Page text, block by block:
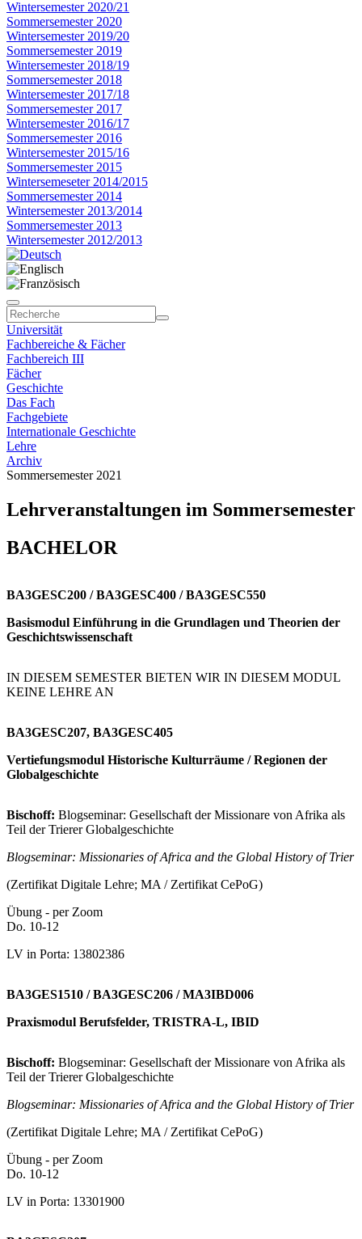
Wintersemester 2020/21
Sommersemester 2020
Wintersemester 2019/20
Sommersemester 2019
Wintersemester 2018/19
Sommersemester 2018
Wintersemester 2017/18
Sommersemester 2017
Wintersemester 2016/17
Sommersemester 2016
Wintersemester 2015/16
Sommersemester 2015
Wintersemeseter 2014/2015
Sommersemester 2014
Wintersemester 2013/2014
Sommersemester 2013
Wintersemester 2012/2013
Universität
Fachbereiche & Fächer
Fachbereich III
Fächer
Geschichte
Das Fach
Fachgebiete
Internationale Geschichte
Lehre
Archiv
Sommersemester 2021
Lehrveranstaltungen im Sommersemester
BACHELOR
BA3GESC200 / BA3GESC400 / BA3GESC550
Basismodul Einführung in die Grundlagen und Theorien der
Geschichtswissenschaft
IN DIESEM SEMESTER BIETEN WIR IN DIESEM MODUL
KEINE LEHRE AN
BA3GESC207, BA3GESC405
Vertiefungsmodul Historische Kulturräume / Regionen der
Globalgeschichte
Bischoff: Blogseminar: Gesellschaft der Missionare von Afrika als
Teil der Trierer Globalgeschichte
Blogseminar: Missionaries of Africa and the Global History of Trier
(Zertifikat Digitale Lehre; MA / Zertifikat CePoG)
Übung - per Zoom
Do. 10-12
LV in Porta: 13802386
BA3GES1510 / BA3GESC206 / MA3IBD006
Praxismodul Berufsfelder, TRISTRA-L, IBID
Bischoff: Blogseminar: Gesellschaft der Missionare von Afrika als
Teil der Trierer Globalgeschichte
Blogseminar: Missionaries of Africa and the Global History of Trier
(Zertifikat Digitale Lehre; MA / Zertifikat CePoG)
Übung - per Zoom
Do. 10-12
LV in Porta: 13301900